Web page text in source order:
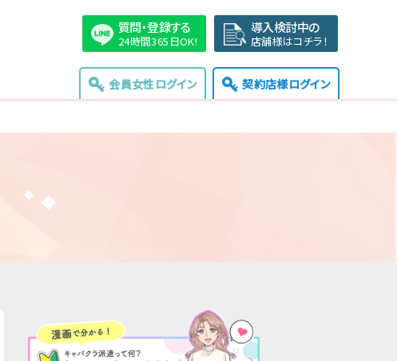
質問・登録する
24時間365日OK!
導入検討中の
店舗様はコチラ！
会員女性ログイン 契約店様ログイン